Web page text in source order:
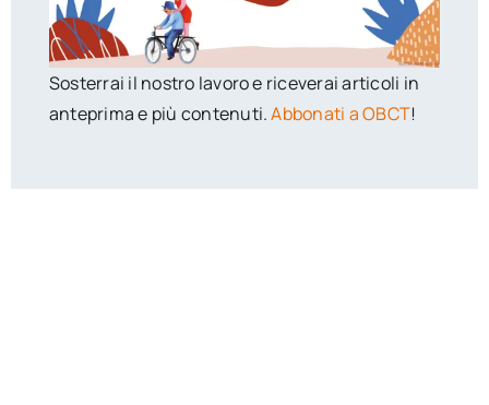
Sosterrai il nostro lavoro e riceverai articoli in
anteprima e più contenuti.Abbonati a OBCT!